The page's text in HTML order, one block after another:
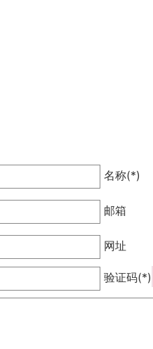
名称(*)
邮箱
网址
验证码(*)